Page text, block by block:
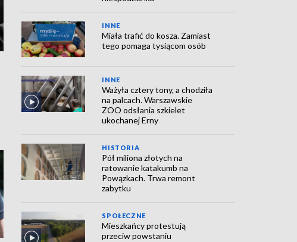
INNE
Miała trafić do kosza. Zamiast
tego pomaga tysiącom osób
INNE
Ważyła cztery tony, a chodziła
na palcach. Warszawskie
ZOO odsłania szkielet
ukochanej Erny
HISTORIA
Pół miliona złotych na
ratowanie katakumb na
Powązkach. Trwa remont
zabytku
SPOŁECZNE
Mieszkańcy protestują
przeciw powstaniu